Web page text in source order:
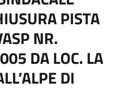
PISTA
NR.
DA LOC. LA
DI